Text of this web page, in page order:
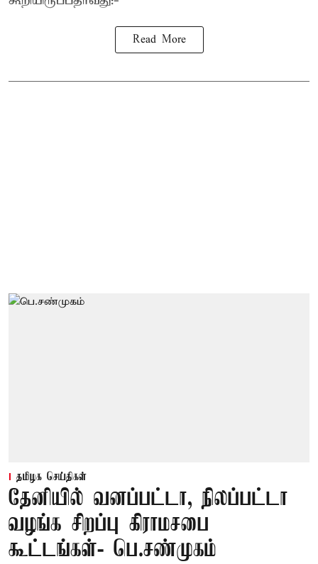
Read More
தமிழக செய்திகள்
தேனியில் வனப்பட்டா, நிலப்பட்டா
வழங்க சிறப்பு கிராமசபை
கூட்டங்கள்- பெ.சண்முகம்